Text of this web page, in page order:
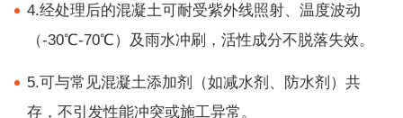
4.经处理后的混凝土可耐受紫外线照射、温度波动
（-30℃-70℃）及雨水冲刷，活性成分不脱落失效。
5.可与常见混凝土添加剂（如减水剂、防水剂）共
存，不引发性能冲突或施工异常。